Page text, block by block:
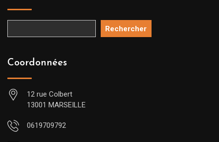
Rechercher
Coordonnées
12 rue Colbert
13001 MARSEILLE
0619709792